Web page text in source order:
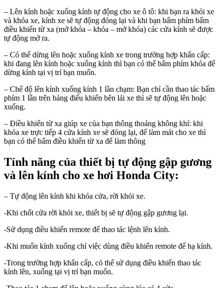
– Lên kính hoặc xuống kính tự động cho xe ô tô: khi bạn ra khỏi xe
và khóa xe, kính xe sẽ tự động đóng lại và khi bạn bấm phím bấm
điều khiển từ xa (mở khóa – khóa – mở khóa) các cửa kính sẽ được
tự động mở ra.
– Có thể dừng lên hoặc xuống kính xe trong trường hợp khẩn cấp:
khi đang lên kính hoặc xuống kính thì bạn có thể bấm phím khóa để
dừng kính tại vị trí bạn muốn.
– Chế độ lên kính xuống kính 1 lần chạm: Bạn chỉ cần thao tác bấm
phím 1 lần trên bảng điểu khiển bên lái xe thì sẽ tự động lên hoặc
xuống.
– Điều khiển từ xa giúp xe của bạn thông thoáng không khí: khi
khóa xe trực tiếp 4 cửa kính xe sẽ đóng lại, để làm mát cho xe thì
bạn có thể bấm điều khiển từ xa để làm thông
Tính năng của thiết bị tự động gập gương
và lên kính cho xe hơi Honda City:
– Tự động lên kính khi khóa cửa, rời khỏi xe.
-Khi chốt cửa rời khỏi xe, thiết bị sẽ tự động gập gương lại.
-Sử dụng điều khiển remote để thao tác lệnh lên kính.
-Khi muốn kính xuống chỉ việc dùng điều khiển remote để hạ kính.
-Trong trường hợp khẩn cấp, có thể sử dụng điều khiển thao tác
kính lên, xuống tại vị trí bạn muốn.